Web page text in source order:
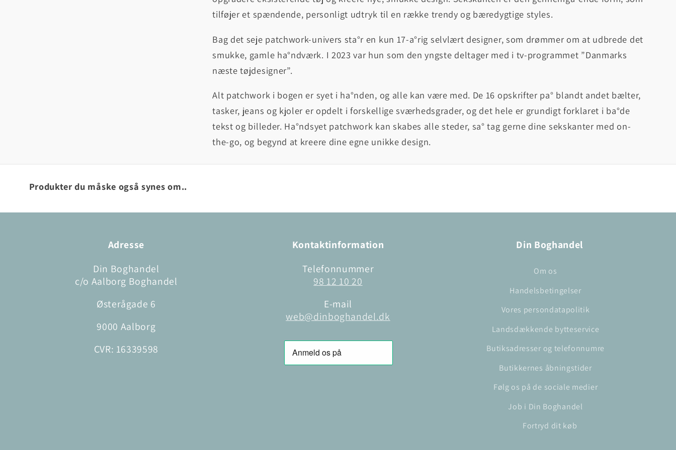
tilføjer et spændende, personligt udtryk til en række trendy og bæredygtige styles.
Bag det seje patchwork-univers sta°r en kun 17-a°rig selvlært designer, som drømmer om at udbrede det
smukke, gamle ha°ndværk. I 2023 var hun som den yngste deltager med i tv-programmet ”Danmarks
næste tøjdesigner”.
Alt patchwork i bogen er syet i ha°nden, og alle kan være med. De 16 opskrifter pa° blandt andet bælter,
tasker, jeans og kjoler er opdelt i forskellige sværhedsgrader, og det hele er grundigt forklaret i ba°de
tekst og billeder. Ha°ndsyet patchwork kan skabes alle steder, sa° tag gerne dine sekskanter med on-
the-go, og begynd at kreere dine egne unikke design.
Produkter du måske også synes om..
Adresse
Din Boghandel
c/o Aalborg Boghandel
Østerågade 6
9000 Aalborg
CVR: 16339598
Kontaktinformation
Telefonnummer
98 12 10 20
E-mail
web@dinboghandel.dk
Din Boghandel
Om os
Handelsbetingelser
Vores persondatapolitik
Landsdækkende bytteservice
Butiksadresser og telefonnumre
Butikkernes åbningstider
Følg os på de sociale medier
Job i Din Boghandel
Fortryd dit køb